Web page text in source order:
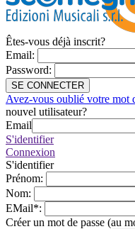
Êtes-vous déjà inscrit?
Email:
Password:
SE CONNECTER
Avez-vous oublié votre mot
nouvel utilisateur?
Email
S'identifier
Connexion
S'identifier
Prénom:
Nom:
EMail*:
Créer un mot de passe (au